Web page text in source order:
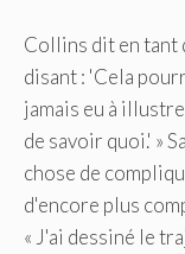
Collins dit en tant
disant : 'Cela
jamais eu à
de savoir quoi.' »
chose de
d'encore plus
« J'ai dessiné le